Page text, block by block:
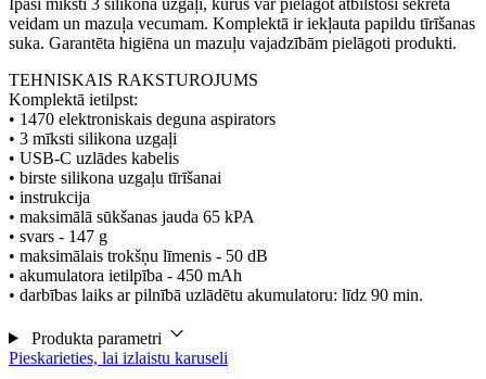
veidam un mazuļa vecumam. Komplektā ir iekļauta papildu tīrīšanas
suka. Garantēta higiēna un mazuļu vajadzībām pielāgoti produkti.
TEHNISKAIS RAKSTUROJUMS
Komplektā ietilpst:
• 1470 elektroniskais deguna aspirators
• 3 mīksti silikona uzgaļi
• USB-C uzlādes kabelis
• birste silikona uzgaļu tīrīšanai
• instrukcija
• maksimālā sūkšanas jauda 65 kPA
• svars - 147 g
• maksimālais trokšņu līmenis - 50 dB
• akumulatora ietilpība - 450 mAh
• darbības laiks ar pilnībā uzlādētu akumulatoru: līdz 90 min.
Produkta parametri
Pieskarieties, lai izlaistu karuseli